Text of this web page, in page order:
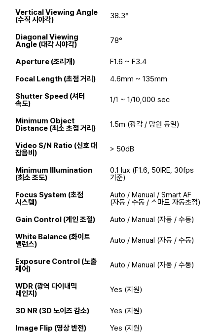
Vertical Viewing Angle
(수직 시야각)
38.3°
Diagonal Viewing
Angle (대각 시야각)
78°
Aperture (조리개)
F1.6 ~ F3.4
Focal Length (초점 거리)
4.6mm ~ 135mm
Shutter Speed (셔터
속도)
1/1 ~ 1/10,000 sec
Minimum Object
Distance (최소 초점 거리)
1.5m (광각 / 망원 동일)
Video S/N Ratio (신호 대
잡음비)
> 50dB
Minimum Illumination
(최소 조도)
0.1 lux (F1.6, 50IRE, 30fps
기준)
Focus System (초점
시스템)
Auto / Manual / Smart AF
(자동 / 수동 / 스마트 자동초점)
Gain Control (게인 조절)
Auto / Manual (자동 / 수동)
White Balance (화이트
밸런스)
Auto / Manual (자동 / 수동)
Exposure Control (노출
제어)
Auto / Manual (자동 / 수동)
WDR (광역 다이내믹
레인지)
Yes (지원)
3D NR (3D 노이즈 감소)
Yes (지원)
Image Flip (영상 반전)
Yes (지원)